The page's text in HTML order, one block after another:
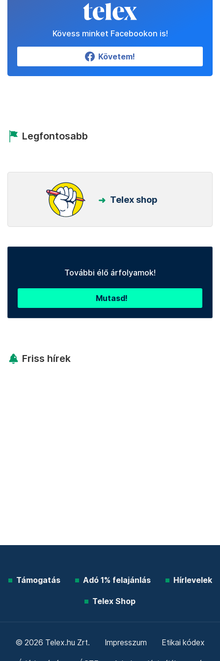
Kövess minket Facebookon is!
Követem!
Legfontosabb
Telex shop
További élő árfolyamok!
Mutasd!
Friss hírek
Támogatás Adó 1% felajánlás Hírlevelek
Telex Shop
© 2026 Telex.hu Zrt. Impresszum Etikai kódex